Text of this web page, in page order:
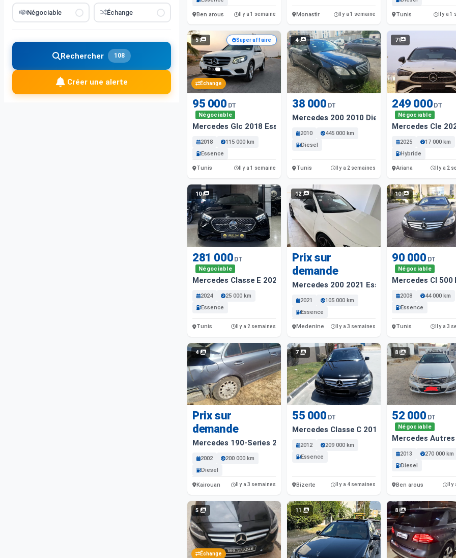
Négociable Échange
Rechercher 108
Créer une alerte
Ben arous Il y a 1 semaine Monastir Il y a 1 semaine Tunis Il y a
5
Échange
Super affaire
95 000 DT
Négociable
Mercedes Glc 2018 Essence
2018
115 000 km
Essence
Tunis Il y a 1 semaine
4
38 000 DT
Mercedes 200 2010 Diesel
2010
445 000 km
Diesel
Tunis Il y a 2 semaines
7
249 000 DT
Négociable
Mercedes Cle
2025
17 000 km
Hybride
Ariana Il y a 2
10
281 000 DT
Négociable
Mercedes Classe E 2024 Essence
2024
25 000 km
Essence
Tunis Il y a 2 semaines
12
Prix sur
demande
Mercedes 200 2021 Essence
2021
105 000 km
Essence
Medenine Il y a 3 semaines
10
90 000 DT
Négociable
Mercedes Cl 500
2008
44 000 km
Essence
Tunis Il y a 3
4
Prix sur
demande
Mercedes 190-Series 2002 Diesel
2002
200 000 km
Diesel
Kairouan Il y a 3 semaines
7
55 000 DT
Mercedes Classe C 2012 Essence
2012
209 000 km
Essence
Bizerte Il y a 4 semaines
8
52 000 DT
Négociable
Mercedes
2013
270 000 km
Diesel
Ben arous Il
5
Échange
11 8